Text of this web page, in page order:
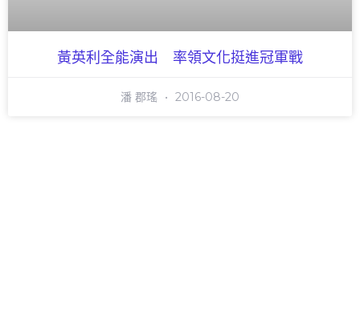
黃英利全能演出 率領文化挺進冠軍戰
潘 郡瑤 2016-08-20